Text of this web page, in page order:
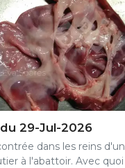
29-Jul-2026
dans les reins d'un
à l'abattoir. Avec quoi